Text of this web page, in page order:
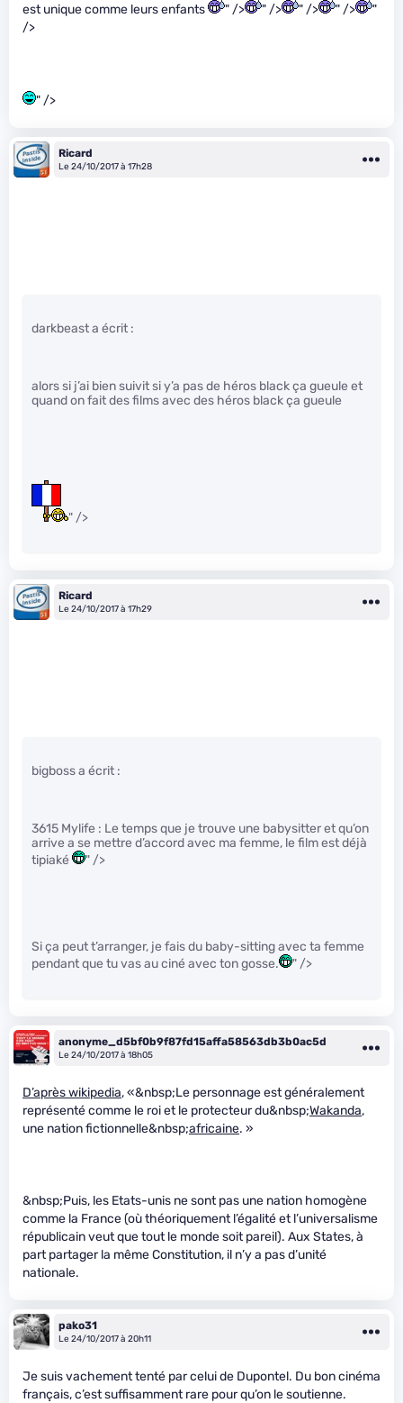
est unique comme leurs enfants
" /> " /> " /> " />
"
/>
" />
Ricard
Le 24/10/2017 à 17h28
darkbeast a écrit :
alors si j’ai bien suivit si y’a pas de héros black ça gueule et
quand on fait des films avec des héros black ça gueule
" />
Ricard
Le 24/10/2017 à 17h29
bigboss a écrit :
3615 Mylife : Le temps que je trouve une babysitter et qu’on
arrive a se mettre d’accord avec ma femme, le film est déjà
tipiaké
" />
Si ça peut t’arranger, je fais du baby-sitting avec ta femme
pendant que tu vas au ciné avec ton gosse.
" />
anonyme_d5bf0b9f87fd15affa58563db3b0ac5d
Le 24/10/2017 à 18h05
D’après wikipedia, «&nbsp;Le personnage est généralement
représenté comme le roi et le protecteur du&nbsp;Wakanda,
une nation fictionnelle&nbsp;africaine. »
&nbsp;Puis, les Etats-unis ne sont pas une nation homogène
comme la France (où théoriquement l’égalité et l’universalisme
républicain veut que tout le monde soit pareil). Aux States, à
part partager la même Constitution, il n’y a pas d’unité
nationale.
pako31
Le 24/10/2017 à 20h11
Je suis vachement tenté par celui de Dupontel. Du bon cinéma
français, c’est suffisamment rare pour qu’on le soutienne.